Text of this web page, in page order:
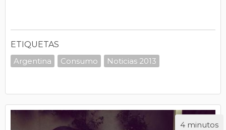
ETIQUETAS
Argentina
Consumo Noticias 2013
4 minutos